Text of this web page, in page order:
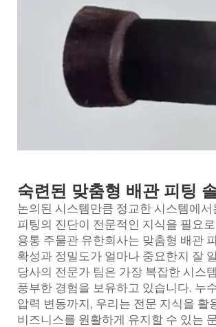
숙련된 맞춤형 배관 피팅
논의된 시스템만큼 정교한 시스템에
피팅의 진단이 전문적인 지식을 필요
용통 주물관 유한회사는 맞춤형 배관
확성과 정밀도가 얼마나 중요한지 잘
당사의 전문가 팀은 가장 복잡한 시스
풍부한 경험을 보유하고 있습니다. 누
압력 변동까지, 우리는 전문 지식을 활
비즈니스를 원활하게 유지할 수 있는